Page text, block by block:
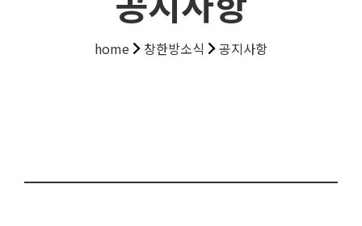
home 창한방소식 공지사항